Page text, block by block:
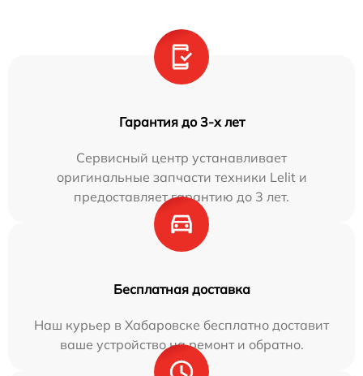
Гарантия до 3-х лет
Сервисный центр устанавливает
оригинальные запчасти техники Lelit и
предоставляет гарантию до 3 лет.
Бесплатная доставка
Наш курьер в Хабаровске бесплатно доставит
ваше устройство на ремонт и обратно.